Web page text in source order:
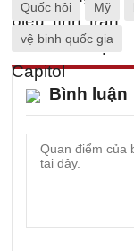
Quốc hội Mỹ
vệ binh quốc gia
Bình luận